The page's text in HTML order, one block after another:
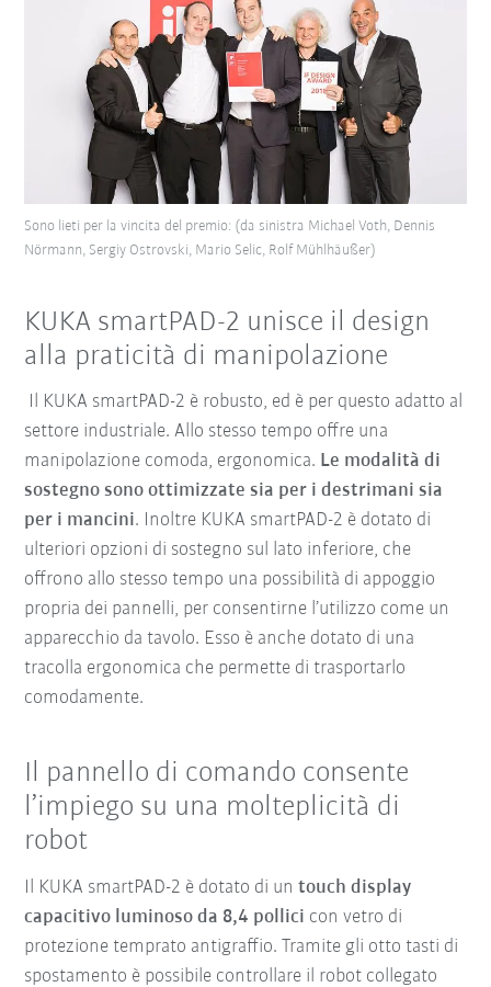
Sono lieti per la vincita del premio: (da sinistra Michael Voth, Dennis
Nörmann, Sergiy Ostrovski, Mario Selic, Rolf Mühlhäußer)
KUKA smartPAD-2 unisce il design
alla praticità di manipolazione
Il KUKA smartPAD-2 è robusto, ed è per questo adatto al
settore industriale. Allo stesso tempo offre una
manipolazione comoda, ergonomica. Le modalità di
sostegno sono ottimizzate sia per i destrimani sia
per i mancini. Inoltre KUKA smartPAD-2 è dotato di
ulteriori opzioni di sostegno sul lato inferiore, che
offrono allo stesso tempo una possibilità di appoggio
propria dei pannelli, per consentirne l’utilizzo come un
apparecchio da tavolo. Esso è anche dotato di una
tracolla ergonomica che permette di trasportarlo
comodamente.
Il pannello di comando consente
l’impiego su una molteplicità di
robot
Il KUKA smartPAD-2 è dotato di untouch display
capacitivo luminoso da 8,4 pollici con vetro di
protezione temprato antigraffio. Tramite gli otto tasti di
spostamento è possibile controllare il robot collegato